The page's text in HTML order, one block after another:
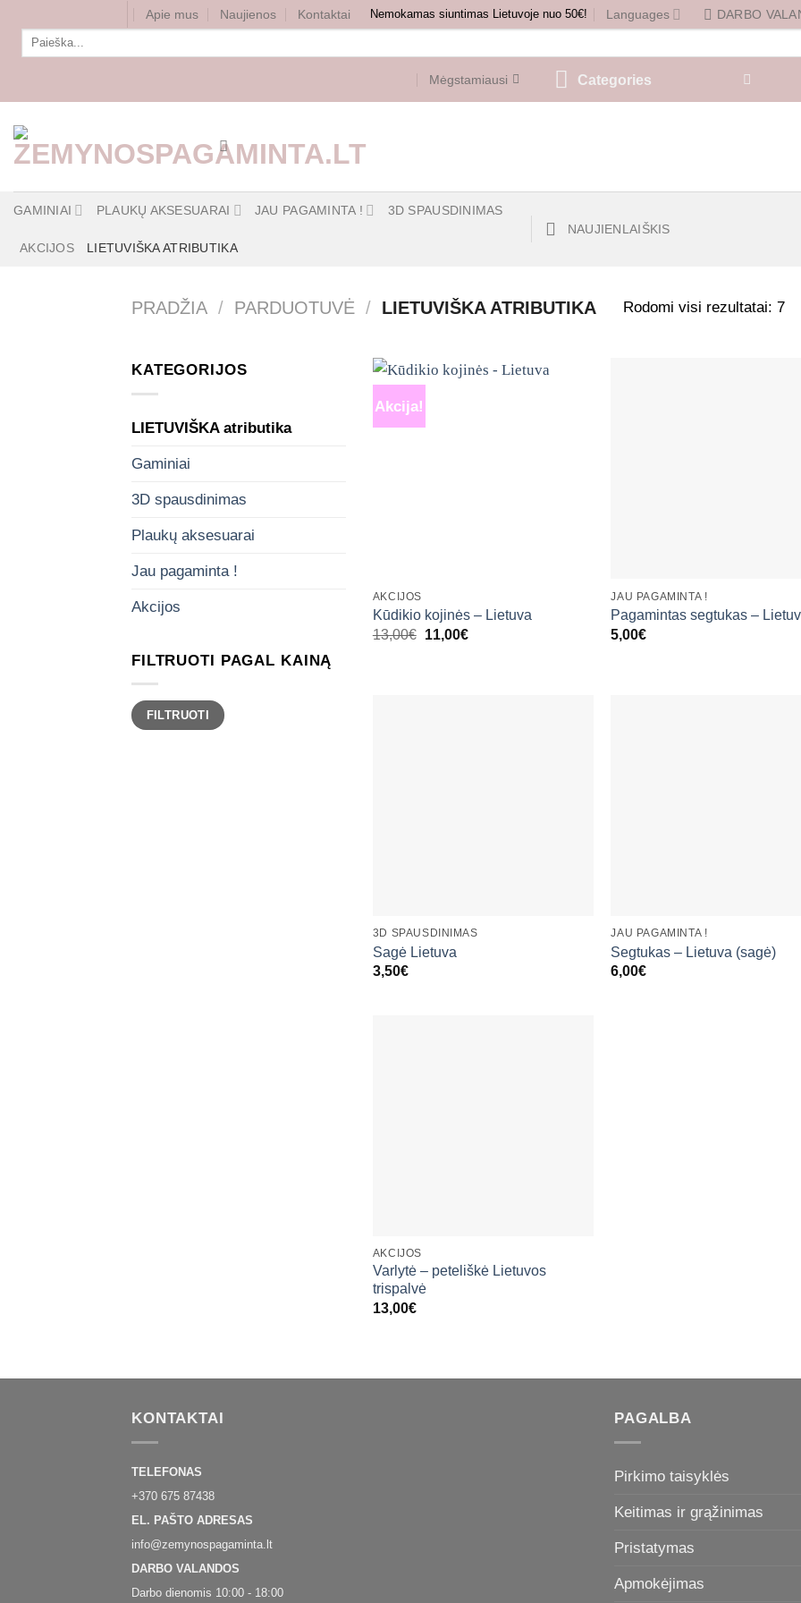
content
Apie mus Naujienos Kontaktai Nemokamas siuntimas Lietuvoje nuo 50€! Languages DARBO
Ieškoti:
Mėgstamiausi Categories
GAMINIAI PLAUKŲ AKSESUARAI JAU PAGAMINTA ! 3D SPAUSDINIMAS
AKCIJOS LIETUVIŠKA ATRIBUTIKA
NAUJIENLAIŠKIS
PRADŽIA / PARDUOTUVĖ / LIETUVIŠKA ATRIBUTIKA Rodomi visi rezultatai: 7
KATEGORIJOS
LIETUVIŠKA atributika
Gaminiai
3D spausdinimas
Plaukų aksesuarai
Jau pagaminta !
Akcijos
FILTRUOTI PAGAL KAINĄ
Min
kaina
Maks
kainaFILTRUOTI
Akcija!
AKCIJOS
Kūdikio kojinės – Lietuva
13,00€
Original
11,00€Current
JAU PAGAMINTA !
Pagamintas segtukas –
5,00€
3D SPAUSDINIMAS
Sagė Lietuva
3,50€
JAU PAGAMINTA !
Segtukas – Lietuva (sagė)
6,00€
AKCIJOS
Varlytė – peteliškė Lietuvos
trispalvė
13,00€
KONTAKTAI
TELEFONAS
+370 675 87438
EL. PAŠTO ADRESAS
info@zemynospagaminta.lt
DARBO VALANDOS
Darbo dienomis 10:00 - 18:00
PAGALBA
Pirkimo taisyklės
Keitimas ir grąžinimas
Pristatymas
Apmokėjimas